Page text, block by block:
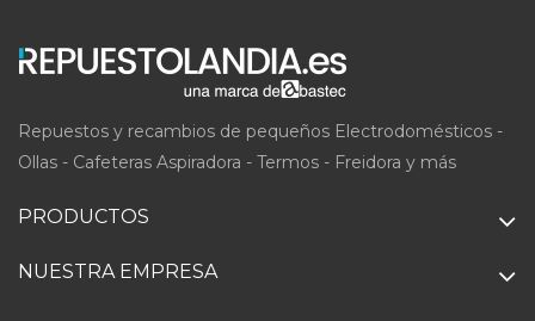
Repuestos y recambios de pequeños Electrodomésticos -
Ollas - Cafeteras Aspiradora - Termos - Freidora y más
PRODUCTOS
NUESTRA EMPRESA